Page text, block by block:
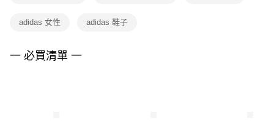
３．未成年的使用者請事先徵得法定代理人或監護人之同意方可使用
４．使用「AFTEE先享後付」時，將依據個別帳號之用戶狀況，依本公司即
adidas 女性 adidas 鞋子
一 必買清單 一